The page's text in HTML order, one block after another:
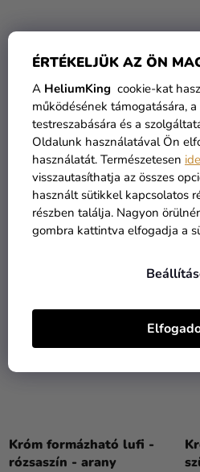
ÉRTÉKELJÜK AZ ÖN
A HeliumKing cookie-kat
működésének támogatására,
testreszabására és a
Oldalunk használatával Ön
használatát. Természetesen ide
visszautasíthatja az összes
használt sütikkel kapcsolatos
részben találja. Nagyon
gombra kattintva elfogadja a
Króm formázható lufi -
110 Ft
KOSÁRBA
Króm formázható lufi -
rózsaszín - arany